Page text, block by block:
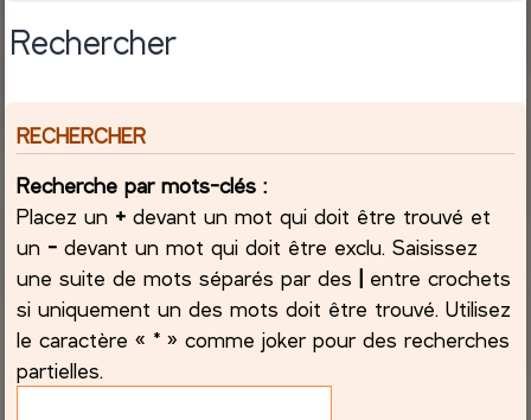
Rechercher
RECHERCHER
Recherche par mots-clés :
Placez un + devant un mot qui doit être trouvé et
un - devant un mot qui doit être exclu. Saisissez
une suite de mots séparés par des | entre crochets
si uniquement un des mots doit être trouvé. Utilisez
le caractère « * » comme joker pour des recherches
partielles.